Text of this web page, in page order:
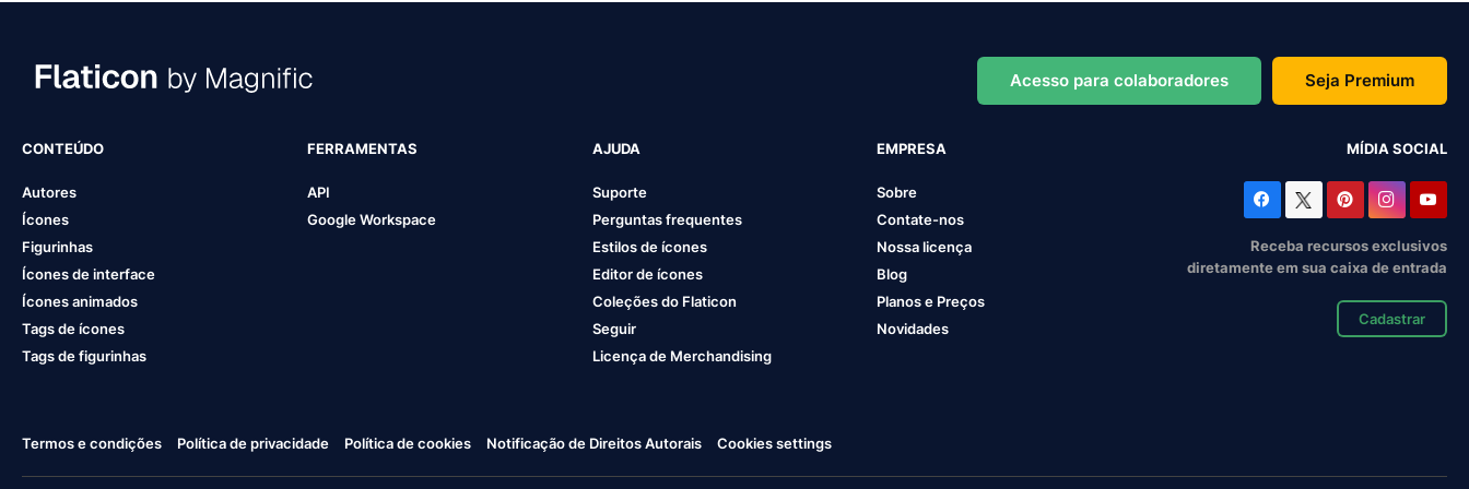
Acesso para colaboradores Seja Premium
CONTEÚDO
Autores
Ícones
Figurinhas
Ícones de interface
Ícones animados
Tags de ícones
Tags de figurinhas
FERRAMENTAS
API
Google Workspace
AJUDA
Suporte
Perguntas frequentes
Estilos de ícones
Editor de ícones
Coleções do Flaticon
Seguir
Licença de Merchandising
EMPRESA
Sobre
Contate-nos
Nossa licença
Blog
Planos e Preços
Novidades
MÍDIA SOCIAL
Receba recursos exclusivos
diretamente em sua caixa de entrada
Cadastrar
Termos e condições Política de privacidade Política de cookies Notificação de Direitos Autorais Cookies settings